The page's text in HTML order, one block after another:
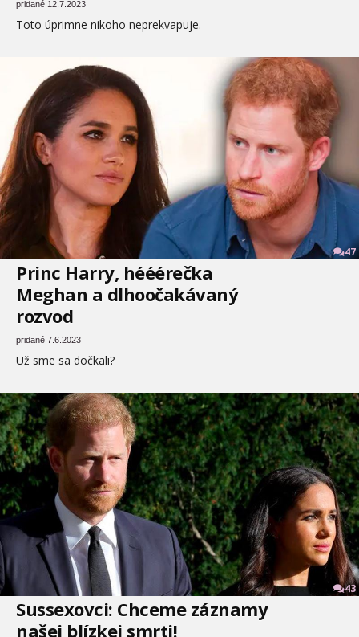
pridané 12.7.2023
Toto úprimne nikoho neprekvapuje.
47
Princ Harry, hééérečka
Meghan a dlhoočakávaný
rozvod
pridané 7.6.2023
Už sme sa dočkali?
43
Sussexovci: Chceme záznamy
našej blízkej smrti!